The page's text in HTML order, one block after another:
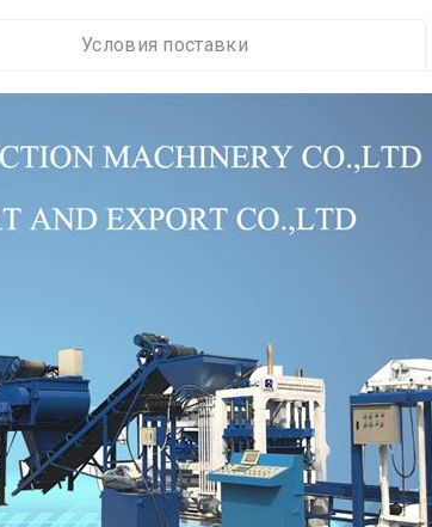
Условия поставки